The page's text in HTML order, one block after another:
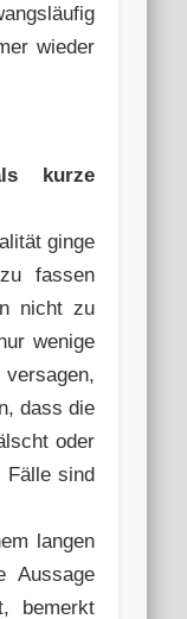
wieder
kurze
ginge
fassen
nicht zu
wenige
dass die
oder
Fälle sind
langen
Aussage
bemerkt